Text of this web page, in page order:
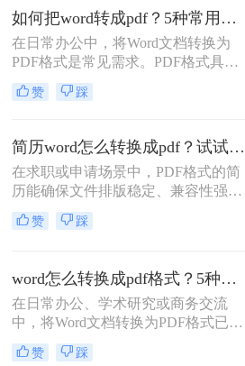
种免费转换方法，助你高效完成转
换。
如何把word转成pdf？5种常用的转换方法详解！
在日常办公中，将Word文档转换为
PDF格式是常见需求。PDF格式具有
跨平台兼容性强、格式固定、不易被
篡改等优势，尤其适合用于正式文件
呢？本文将介绍5种常用的转换方
法，涵盖从免费工具到专业软件的多
种选择。
赞 踩
简历word怎么转换成pdf？试试这5种常用转换方法！
在求职或申请场景中，PDF格式的简
历能确保文件排版稳定、兼容性强，
避免因不同设备或软件打开导致格式
错乱。那么简历word怎么转换成pdf
高效完成转换并提升简历的专业性。
赞 踩
word怎么转换成pdf格式？5种高效方法详解与场景应用！
在日常办公、学术研究或商务交流
中，将Word文档转换为PDF格式已成
为一项不可或缺的技能。
PDF（Portable Document Format）以
赞 踩